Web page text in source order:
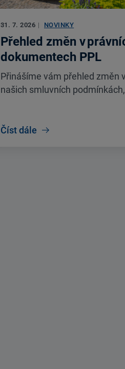
31. 7. 2026 | NOVINKY
Přehled změn v
dokumentech PPL
Přinášíme vám přehled změn v
našich smluvních podmínkách,
podmínek, Produktových
Číst dále